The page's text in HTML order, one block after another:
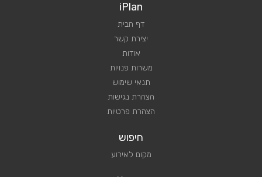
iPlan
דף הבית
יצירת קשר
אודות
משרות פנויות
תנאי שימוש
הצהרת נגישות
הצהרת פרטיות
חיפוש
מקום לאירוע